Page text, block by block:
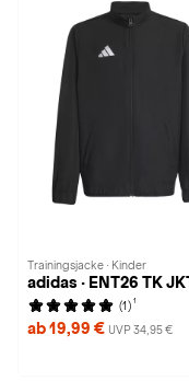
Trainingsjacke · Kinder
adidas · ENT26 TK
(1) 1
ab 19,99 € UVP 34,95 €